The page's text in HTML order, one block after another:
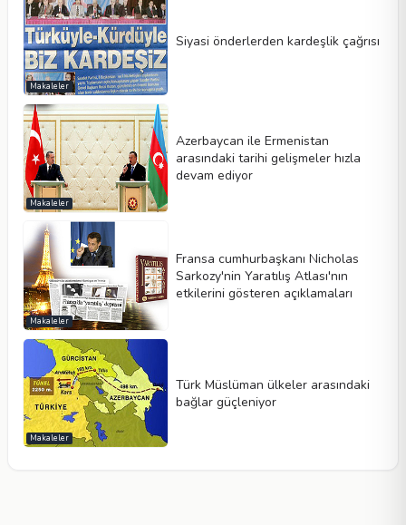
Makaleler
Siyasi önderlerden kardeşlik çağrısı
Makaleler
Azerbaycan ile Ermenistan
arasındaki tarihi gelişmeler hızla
devam ediyor
Makaleler
Fransa cumhurbaşkanı Nicholas
Sarkozy'nin Yaratılış Atlası'nın
etkilerini gösteren açıklamaları
Makaleler
Türk Müslüman ülkeler arasındaki
bağlar güçleniyor